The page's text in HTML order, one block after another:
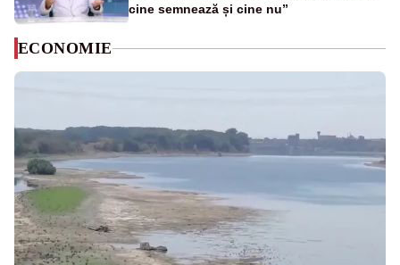
cine semnează și cine nu”
ECONOMIE